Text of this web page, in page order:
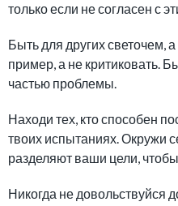
только если не согласен с
Быть для других светочем,
пример, а не критиковать.
частью проблемы.
Находи тех, кто способен
твоих испытаниях. Окружи
разделяют ваши цели,
Никогда не довольствуйся